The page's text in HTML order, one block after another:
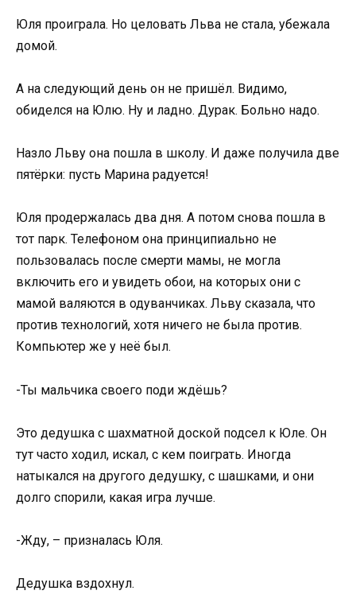
Юля проиграла. Но целовать Льва не стала, убежала
домой.
А на следующий день он не пришёл. Видимо,
обиделся на Юлю. Ну и ладно. Дурак. Больно надо.
Назло Льву она пошла в школу. И даже получила две
пятёрки: пусть Марина радуется!
Юля продержалась два дня. А потом снова пошла в
тот парк. Телефоном она принципиально не
пользовалась после смерти мамы, не могла
включить его и увидеть обои, на которых они с
мамой валяются в одуванчиках. Льву сказала, что
против технологий, хотя ничего не была против.
Компьютер же у неё был.
-Ты мальчика своего поди ждёшь?
Это дедушка с шахматной доской подсел к Юле. Он
тут часто ходил, искал, с кем поиграть. Иногда
натыкался на другого дедушку, с шашками, и они
долго спорили, какая игра лучше.
-Жду, – призналась Юля.
Дедушка вздохнул.